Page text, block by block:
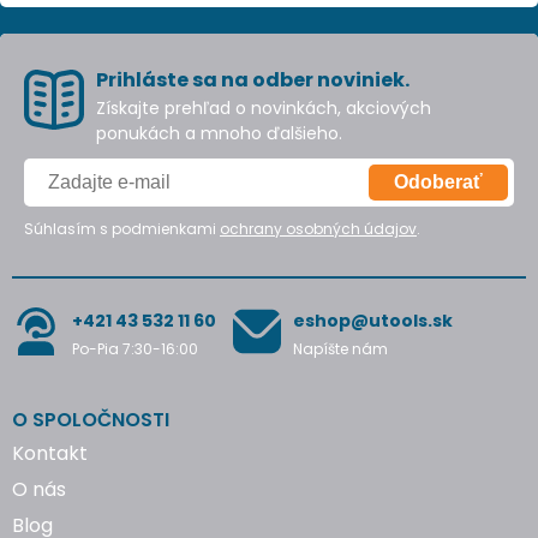
Prihláste sa na odber noviniek.
Získajte prehľad o novinkách, akciových
ponukách a mnoho ďalšieho.
Odoberať
Súhlasím s podmienkami ochrany osobných údajov.
+421 43 532 11 60
Po-Pia 7:30-16:00
eshop@utools.sk
Napíšte nám
O SPOLOČNOSTI
Kontakt
O nás
Blog